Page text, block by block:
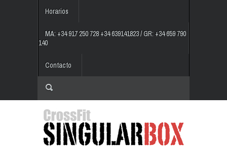
Horarios
MA: +34 917 250 728 +34 639141823 / GR: +34 659 790
140
Contacto